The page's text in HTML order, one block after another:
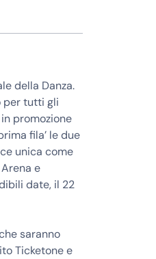
della Danza.
per tutti gli
promozione
fila’ le due
unica come
e
date, il 22
saranno
Ticketone e